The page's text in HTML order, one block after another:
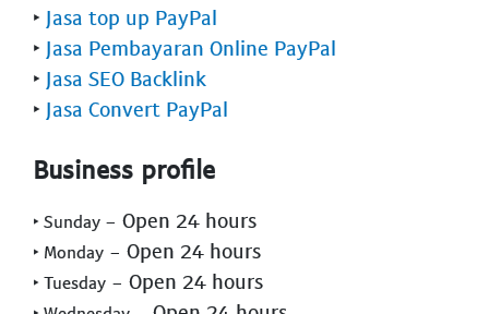
‣ Jasa top up PayPal
‣ Jasa Pembayaran Online PayPal
‣ Jasa SEO Backlink
‣ Jasa Convert PayPal
Business profile
‣ Sunday - Open 24 hours
‣ Monday - Open 24 hours
‣ Tuesday - Open 24 hours